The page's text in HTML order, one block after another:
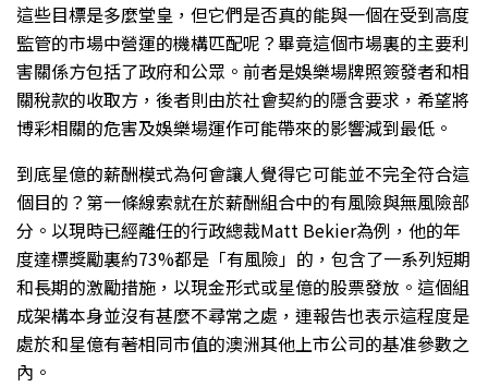
這些目標是多麼堂皇，但它們是否真的能與一個在受到高度
監管的市場中營運的機構匹配呢？畢竟這個市場裏的主要利
害關係方包括了政府和公眾。前者是娛樂場牌照簽發者和相
關稅款的收取方，後者則由於社會契約的隱含要求，希望將
博彩相關的危害及娛樂場運作可能帶來的影響減到最低。
到底星億的薪酬模式為何會讓人覺得它可能並不完全符合這
個目的？第一條線索就在於薪酬組合中的有風險與無風險部
分。以現時已經離任的行政總裁Matt Bekier為例，他的年
度達標獎勵裏約73%都是「有風險」的，包含了一系列短期
和長期的激勵措施，以現金形式或星億的股票發放。這個組
成架構本身並沒有甚麼不尋常之處，連報告也表示這程度是
處於和星億有著相同市值的澳洲其他上市公司的基准參數之
內。